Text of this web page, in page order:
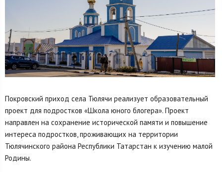
Покровский приход села Тюлячи реализует образовательный
проект для подростков «Школа юного блогера». Проект
направлен на сохранение исторической памяти и повышение
интереса подростков, проживающих на территории
Тюлячинского района Республики Татарстан к изучению малой
Родины.